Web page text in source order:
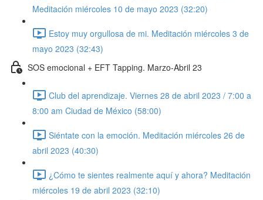
Meditación miércoles 10 de mayo 2023 (32:20)
Estoy muy orgullosa de mi. Meditación miércoles 3 de
mayo 2023 (32:43)
SOS emocional + EFT Tapping. Marzo-Abril 23
Club del aprendizaje. Viernes 28 de abril 2023 / 7:00 a
8:00 am Ciudad de México (58:00)
Siéntate con la emoción. Meditación miércoles 26 de
abril 2023 (40:30)
¿Cómo te sientes realmente aquí y ahora? Meditación
miércoles 19 de abril 2023 (32:10)